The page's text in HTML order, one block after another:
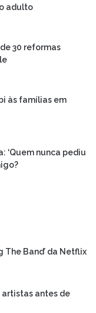
adulto
30 reformas
às famílias em
‘Quem nunca pediu
The Band’ da Netflix
antes de